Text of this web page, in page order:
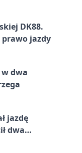
DK88.
prawo jazdy
dwa
jazdę
dwa